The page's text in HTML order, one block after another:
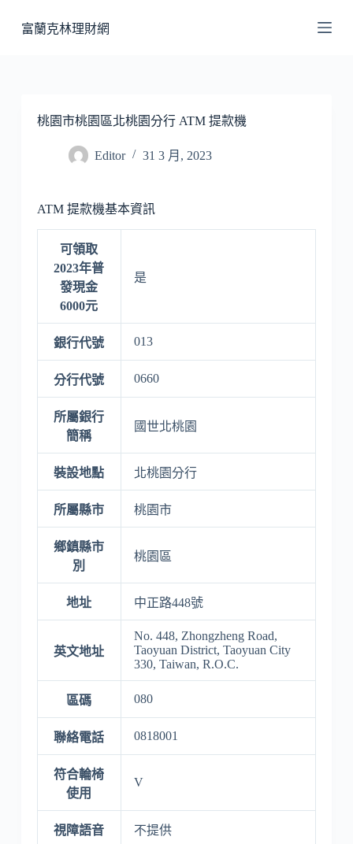
至
富蘭克林理財網
桃園市桃園區北桃園分行 ATM 提款機
Editor 31 3 月, 2023
ATM 提款機基本資訊
可領取
2023年普
發現金
6000元
是
銀行代號 013
分行代號 0660
所屬銀行
簡稱
國世北桃園
裝設地點 北桃園分行
所屬縣市 桃園市
鄉鎮縣市
別
桃園區
地址 中正路448號
英文地址
No. 448, Zhongzheng Road,
Taoyuan District, Taoyuan City
330, Taiwan, R.O.C.
區碼 080
聯絡電話 0818001
符合輪椅
使用
V
視障語音 不提供